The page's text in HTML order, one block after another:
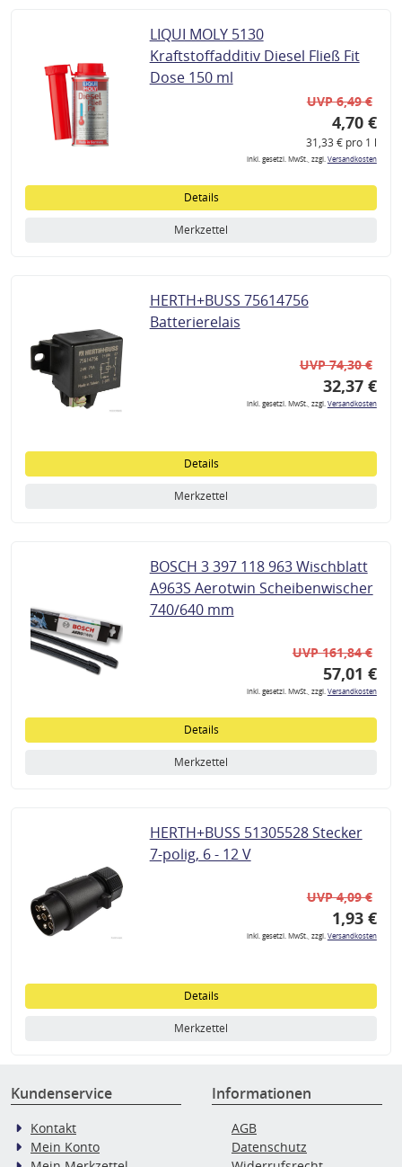
LIQUI MOLY 5130
Kraftstoffadditiv Diesel Fließ Fit
Dose 150 ml
UVP 6,49 €
4,70 €
31,33 € pro 1 l
inkl. gesetzl. MwSt., zzgl.Versandkosten
Details
Merkzettel
HERTH+BUSS 75614756
Batterierelais
UVP 74,30 €
32,37 €
inkl. gesetzl. MwSt., zzgl.Versandkosten
Details
Merkzettel
BOSCH 3 397 118 963 Wischblatt
A963S Aerotwin Scheibenwischer
740/640 mm
UVP 161,84 €
57,01 €
inkl. gesetzl. MwSt., zzgl.Versandkosten
Details
Merkzettel
HERTH+BUSS 51305528 Stecker
7-polig, 6 - 12 V
UVP 4,09 €
1,93 €
inkl. gesetzl. MwSt., zzgl.Versandkosten
Details
Merkzettel
Kundenservice
Kontakt
Mein Konto
Informationen
AGB
Datenschutz